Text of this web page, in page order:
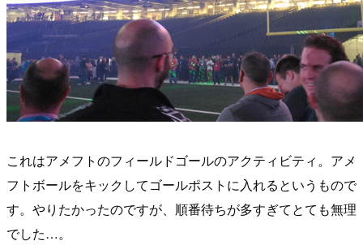
これはアメフトのフィールドゴールのアクティビティ。アメ
フトボールをキックしてゴールポストに入れるというもので
す。やりたかったのですが、順番待ちが多すぎてとても無理
でした…。